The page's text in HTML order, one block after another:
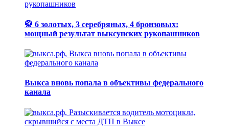
🥋 6 золотых, 3 серебряных, 4 бронзовых:
мощный результат выксунских рукопашников
Выкса вновь попала в объективы федерального
канала